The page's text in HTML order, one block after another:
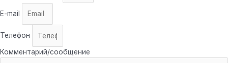
E-mail
Телефон
Комментарий/сообщение